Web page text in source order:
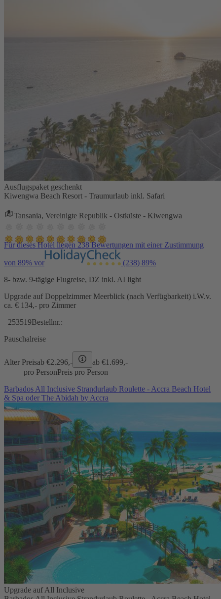
Ausflugspaket geschenkt
Kiwengwa Beach Resort - Traumurlaub inkl. Safari
Tansania, Vereinigte Republik - Ostküste - Kiwengwa
Für dieses Hotel liegen 238 Bewertungen mit einer Zustimmung
von 89% vor (238) 89%
8- bzw. 9-tägige Flugreise, DZ inkl. AI light
Upgrade auf Doppelzimmer Meerblick (nach Verfügbarkeit) i.W.v.
ca. € 134,- pro Zimmer
253519Bestellnr.:
Pauschalreise
Alter Preisab €2.296,- ab €1.699,-
pro PersonPreis pro Person
Barbados All Inclusive Strandurlaub Roulette - Accra Beach Hotel
& Spa oder The Abidah by Accra
Upgrade auf All Inclusive